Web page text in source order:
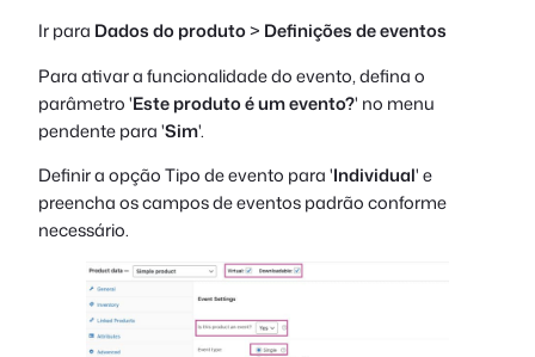
Ir para Dados do produto> Definições de eventos
Para ativar a funcionalidade do evento, defina o
parâmetro 'Este produto é um evento?' no menu
pendente para 'Sim'.
Definir a opção Tipo de evento para 'Individual' e
preencha os campos de eventos padrão conforme
necessário.